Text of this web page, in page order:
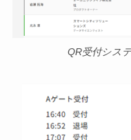
QR受付シス